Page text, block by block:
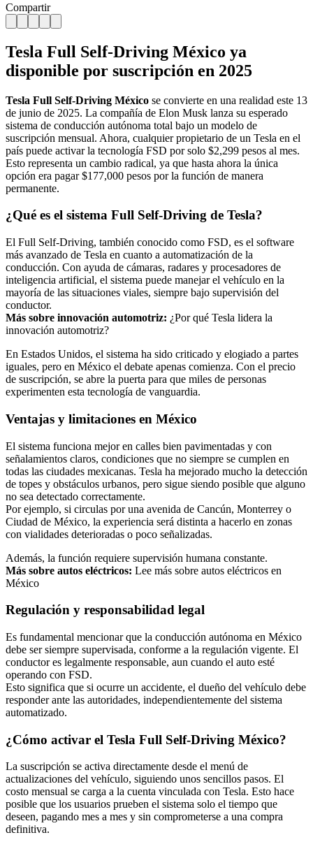
Compartir
Tesla Full Self-Driving México ya
disponible por suscripción en 2025
Tesla Full Self-Driving México se convierte en una realidad este 13
de junio de 2025. La compañía de Elon Musk lanza su esperado
sistema de conducción autónoma total bajo un modelo de
suscripción mensual. Ahora, cualquier propietario de un Tesla en el
país puede activar la tecnología FSD por solo $2,299 pesos al mes.
Esto representa un cambio radical, ya que hasta ahora la única
opción era pagar $177,000 pesos por la función de manera
permanente.
¿Qué es el sistema Full Self-Driving de Tesla?
El Full Self-Driving, también conocido como FSD, es el software
más avanzado de Tesla en cuanto a automatización de la
conducción. Con ayuda de cámaras, radares y procesadores de
inteligencia artificial, el sistema puede manejar el vehículo en la
mayoría de las situaciones viales, siempre bajo supervisión del
conductor.
Más sobre innovación automotriz: ¿Por qué Tesla lidera la
innovación automotriz?
En Estados Unidos, el sistema ha sido criticado y elogiado a partes
iguales, pero en México el debate apenas comienza. Con el precio
de suscripción, se abre la puerta para que miles de personas
experimenten esta tecnología de vanguardia.
Ventajas y limitaciones en México
El sistema funciona mejor en calles bien pavimentadas y con
señalamientos claros, condiciones que no siempre se cumplen en
todas las ciudades mexicanas. Tesla ha mejorado mucho la detección
de topes y obstáculos urbanos, pero sigue siendo posible que alguno
no sea detectado correctamente.
Por ejemplo, si circulas por una avenida de Cancún, Monterrey o
Ciudad de México, la experiencia será distinta a hacerlo en zonas
con vialidades deterioradas o poco señalizadas.
Además, la función requiere supervisión humana constante.
Más sobre autos eléctricos: Lee más sobre autos eléctricos en
México
Regulación y responsabilidad legal
Es fundamental mencionar que la conducción autónoma en México
debe ser siempre supervisada, conforme a la regulación vigente. El
conductor es legalmente responsable, aun cuando el auto esté
operando con FSD.
Esto significa que si ocurre un accidente, el dueño del vehículo debe
responder ante las autoridades, independientemente del sistema
automatizado.
¿Cómo activar el Tesla Full Self-Driving México?
La suscripción se activa directamente desde el menú de
actualizaciones del vehículo, siguiendo unos sencillos pasos. El
costo mensual se carga a la cuenta vinculada con Tesla. Esto hace
posible que los usuarios prueben el sistema solo el tiempo que
deseen, pagando mes a mes y sin comprometerse a una compra
definitiva.